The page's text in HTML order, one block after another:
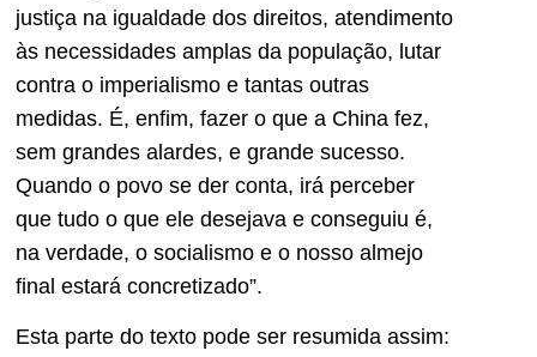
justiça na igualdade dos direitos, atendimento
às necessidades amplas da população, lutar
contra o imperialismo e tantas outras
medidas. É, enfim, fazer o que a China fez,
sem grandes alardes, e grande sucesso.
Quando o povo se der conta, irá perceber
que tudo o que ele desejava e conseguiu é,
na verdade, o socialismo e o nosso almejo
final estará concretizado”.
Esta parte do texto pode ser resumida assim: